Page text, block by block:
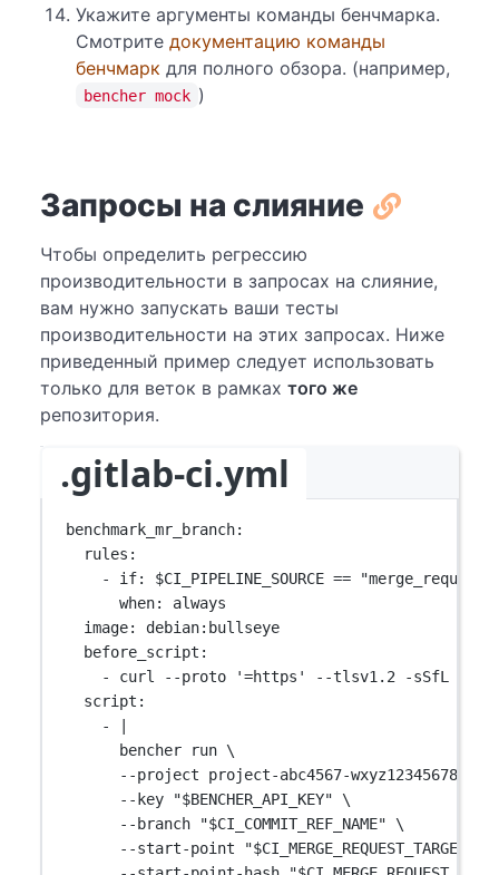
Укажите аргументы команды бенчмарка.
Смотрите документацию команды
бенчмарк для полного обзора. (например,
bencher mock )
Запросы на слияние
Чтобы определить регрессию
производительности в запросах на слияние,
вам нужно запускать ваши тесты
производительности на этих запросах. Ниже
приведенный пример следует использовать
только для веток в рамках того же
репозитория.
.gitlab-ci.yml
benchmark_mr_branch:
rules :
- if: $CI_PIPELINE_SOURCE ==
when: always
image: debian:bullseye
before_script :
- curl --proto '=https' --tlsv1.2 -sSfL
script :
-
bencher run \
--project project-abc4567-wxyz123456789 \
--key "$BENCHER_API_KEY" \
--branch "$CI_COMMIT_REF_NAME" \
--start-point